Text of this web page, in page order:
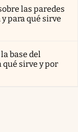
las paredes
para qué sirve
base del
qué sirve y por